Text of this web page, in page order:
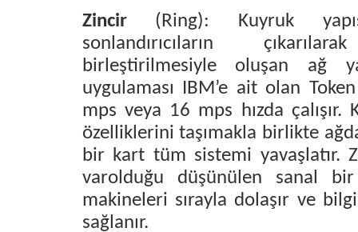
Zincir(Ring): Kuyruk
sonlandırıcıların
birleştirilmesiyle oluşan ağ
uygulaması IBM’e ait olan
mps veya 16 mps hızda çalışır.
özelliklerini taşımakla birlikte
bir kart tüm sistemi yavaşlatır.
varolduğu düşünülen sanal
makineleri sırayla dolaşır ve
sağlanır.